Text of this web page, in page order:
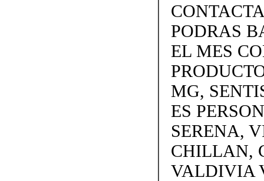
PODRAS
EL MES
MG,
ES
SERENA,
CHILLAN,
VALDIVIA